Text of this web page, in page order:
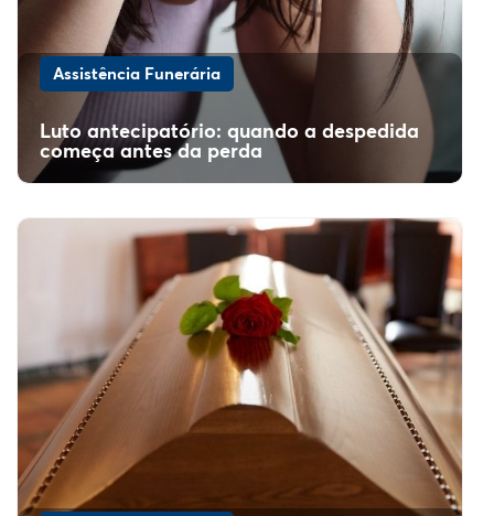
Assistência Funerária
Luto antecipatório: quando a despedida
começa antes da perda